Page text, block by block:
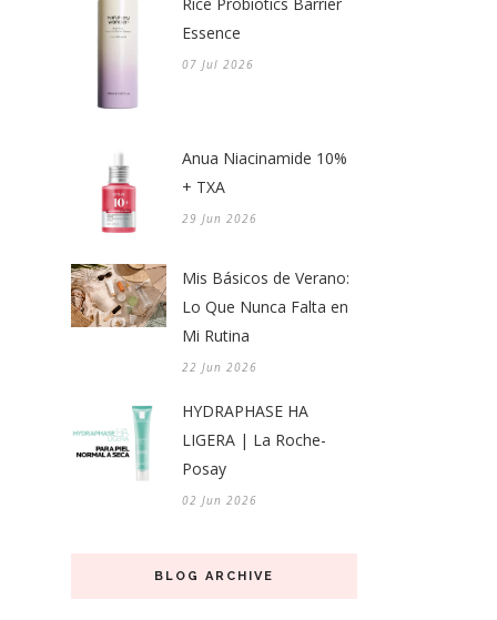
Rice Probiotics Barrier
Essence
07 Jul 2026
Anua Niacinamide 10%
+ TXA
29 Jun 2026
Mis Básicos de Verano:
Lo Que Nunca Falta en
Mi Rutina
22 Jun 2026
HYDRAPHASE HA
LIGERA | La Roche-
Posay
02 Jun 2026
BLOG ARCHIVE